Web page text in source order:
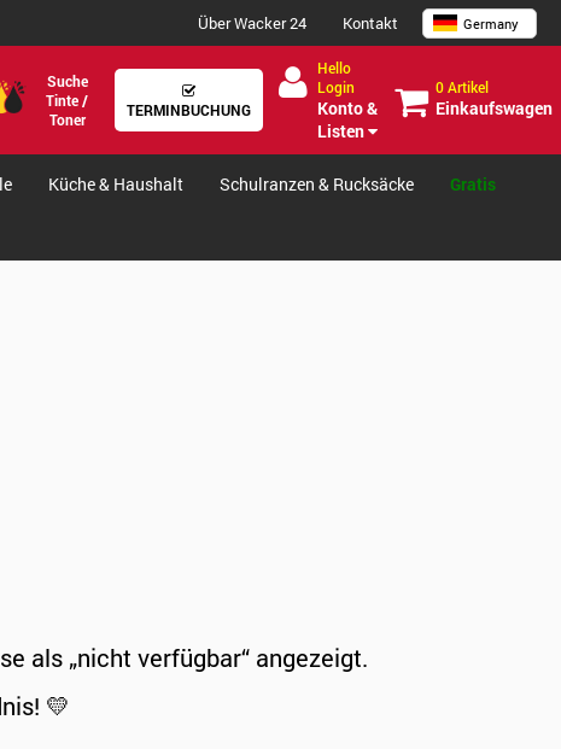
Über Wacker 24 Kontakt Germany
Suche
Tinte /
Toner
TERMINBUCHUNG
Hello
Login
Konto &
Listen
0 Artikel
Einkaufswagen
Küche & Haushalt Schulranzen & Rucksäcke Gratis
als „nicht verfügbar“ angezeigt.
💛